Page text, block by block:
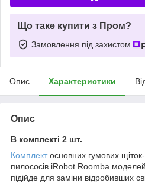
Що таке купити з Пром?
Замовлення під захистом
Опис Характеристики
Опис
В комплекті 2 шт.
Комплектосновних гумових щіток-
пилососів iRobot Roomba
підійде для заміни відробивших